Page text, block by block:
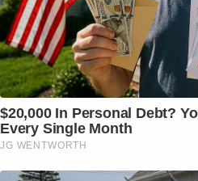
$20,000 In Personal Debt?
Every Single Month
JG WENTWORTH